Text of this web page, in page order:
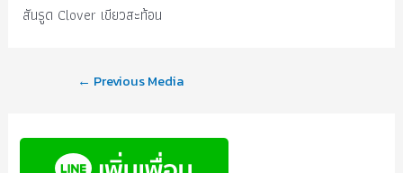
สันรูด Clover เขียวสะท้อน
← Previous Media